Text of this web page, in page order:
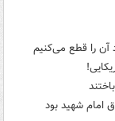
آن را قطع می‌کنیم
امام شهید بود